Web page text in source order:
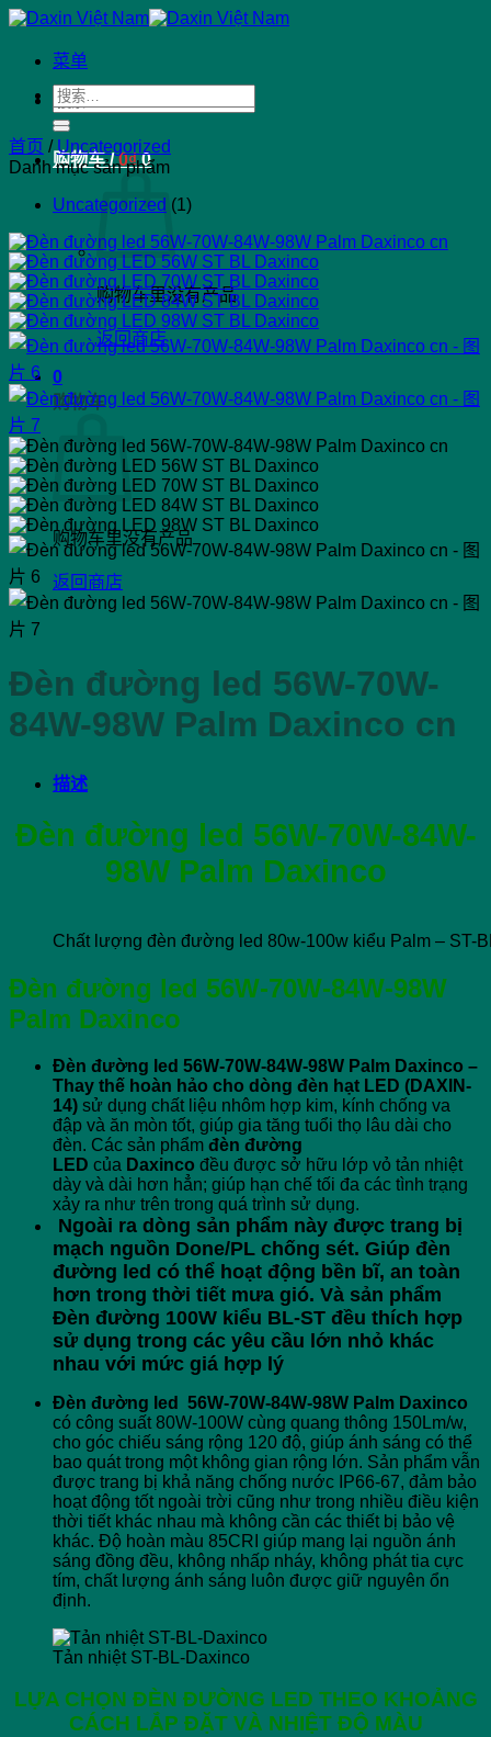
跳
菜单
搜
索：
购物车 /0₫ 0
购物车里没有产品
返回商店
0
购物车
购物车里没有产品
返回商店
搜
索：
首页 / Uncategorized
Danh mục sản phẩm
Uncategorized (1)
Đèn đường led 56W-70W-
84W-98W Palm Daxinco cn
描述
Đèn đường led 56W-70W-84W-
98W Palm Daxinco
Chất lượng đèn đường led 80w-100w kiểu Palm – ST-
Đèn đường led 56W-70W-84W-98W
Palm Daxinco
Đèn đường led 56W-70W-84W-98W Palm Daxinco –
Thay thế hoàn hảo cho dòng đèn hạt LED (DAXIN-
14) sử dụng chất liệu nhôm hợp kim, kính chống va
đập và ăn mòn tốt, giúp gia tăng tuổi thọ lâu dài cho
đèn. Các sản phẩm đèn đường
LED của Daxinco đều được sở hữu lớp vỏ tản nhiệt
dày và dài hơn hẳn; giúp hạn chế tối đa các tình trạng
xảy ra như trên trong quá trình sử dụng.
Ngoài ra dòng sản phẩm này được trang bị
mạch nguồn Done/PL chống sét. Giúp đèn
đường led có thể hoạt động bền bĩ, an toàn
hơn trong thời tiết mưa gió. Và sản phẩm
Đèn đường 100W kiểu BL-ST đều thích hợp
sử dụng trong các yêu cầu lớn nhỏ khác
nhau với mức giá hợp lý
Đèn đường led 56W-70W-84W-98W Palm Daxinco
có công suất 80W-100W cùng quang thông 150Lm/w,
cho góc chiếu sáng rộng 120 độ, giúp ánh sáng có thể
bao quát trong một không gian rộng lớn. Sản phẩm vẫn
được trang bị khả năng chống nước IP66-67, đảm bảo
hoạt động tốt ngoài trời cũng như trong nhiều điều kiện
thời tiết khác nhau mà không cần các thiết bị bảo vệ
khác. Độ hoàn màu 85CRI giúp mang lại nguồn ánh
sáng đồng đều, không nhấp nháy, không phát tia cực
tím, chất lượng ánh sáng luôn được giữ nguyên ổn
định.
Tản nhiệt ST-BL-Daxinco
LỰA CHỌN ĐÈN ĐƯỜNG LED THEO KHOẢNG
CÁCH LẮP ĐẶT VÀ NHIỆT ĐỘ MÀU